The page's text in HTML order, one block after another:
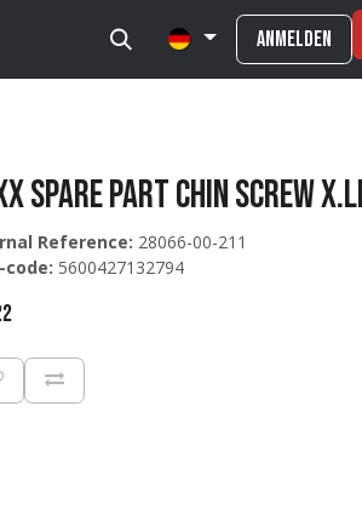
Anmelden
Spare part CHIN SCREW
Reference: 28066-00-211
code: 5600427132794